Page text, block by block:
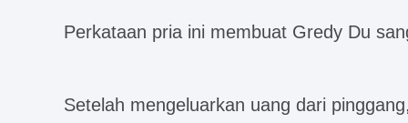
Perkataan pria ini membuat Gredy Du
Setelah mengeluarkan uang dari